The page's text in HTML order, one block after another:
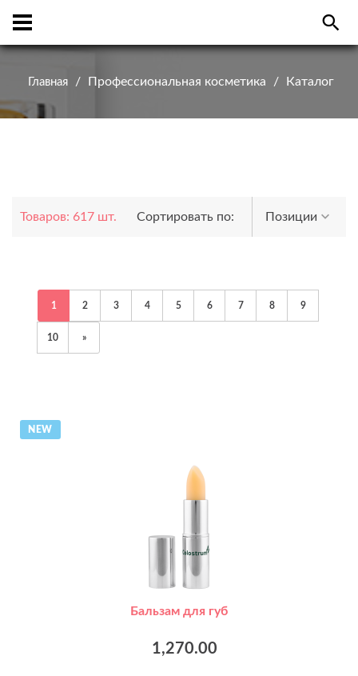
Главная Профессиональная косметика Каталог
Товаров: 617 шт. Сортировать по: Позиции
1 2 3 4 5 6 7 8 9
10 »
NEW
Бальзам для губ
1,270.00